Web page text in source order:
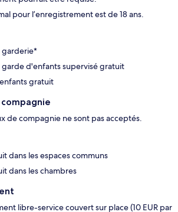
pour l’enregistrement est de 18 ans.
garderie*
garde d'enfants supervisé gratuit
gratuit
de compagnie ne sont pas acceptés.
dans les espaces communs
dans les chambres
libre-service couvert sur place (10 EUR par